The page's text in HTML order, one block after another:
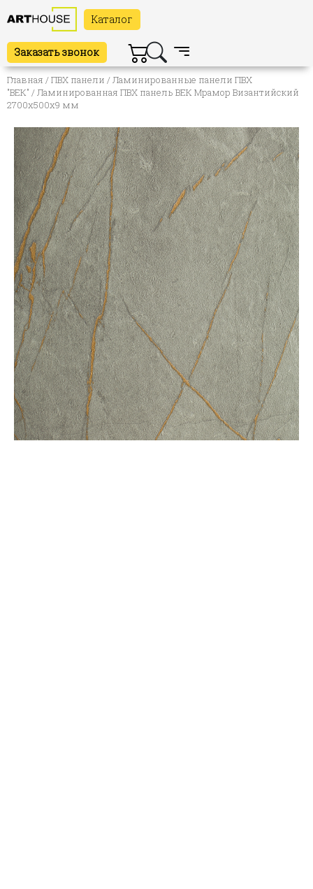
Каталог
Заказать звонок
Главная /ПВХ панели /Ламинированные панели ПВХ
"ВЕК" / Ламинированная ПВХ панель ВЕК Мрамор Византийский
2700х500х9 мм